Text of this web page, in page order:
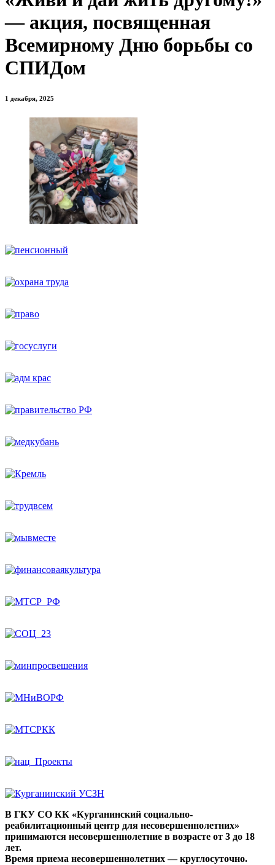
— акция, посвященная
Всемирному Дню борьбы со
СПИДом
1 декабря, 2025
В ГКУ СО КК «Курганинский социально-
реабилитационный центр для несовершеннолетних»
принимаются несовершеннолетние в возрасте от 3 до 18
лет.
Время приема несовершеннолетних — круглосуточно.